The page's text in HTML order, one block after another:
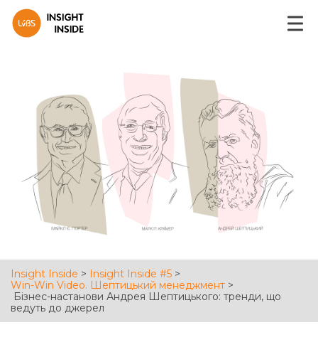
Insight Inside > Insight Inside #5 >
Win-Win Video. Шептицький менеджмент >
Бізнес-настанови Андрея Шептицького: тренди, що
ведуть до джерел